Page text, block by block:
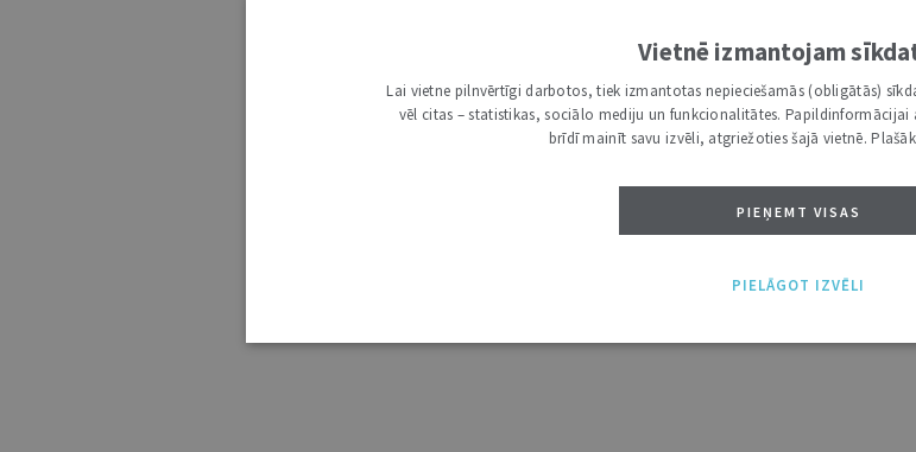
Vietnē izmantojam
Lai vietne pilnvērtīgi darbotos, tiek izmantotas nepieciešamās (obligātās)
vēl citas – statistikas, sociālo mediju un funkcionalitātes.
brīdī mainīt savu izvēli, atgriežoties šajā vietnē.
PIEŅEMT VISAS
PIELĀGOT IZVĒLI